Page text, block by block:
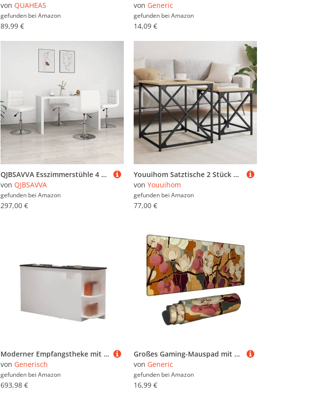
von QUAHEAS
gefunden bei Amazon
89,99 €
von Generic
gefunden bei Amazon
14,09 €
QJBSAVVA Esszimmerstühle 4 Stück Weiß Kunstleder Höhenverstellbare Drehstühle mit Gasdruckfeder Modernes Design für Esszimmer Küche und Büro 40 x 43 x 71-85 5 cm
von QJBSAVVA
gefunden bei Amazon
297,00 €
Youuihom Satztische 2 Stück Sonoma-Eiche Holzwerkstoff und Metall Couchtisch Beistelltisch mit Nesting Design für Platzsparende Nutzung in Wohnzimmer Schlafzimmer oder Büro Industrieller Stil
von Youuihom
gefunden bei Amazon
77,00 €
Moderner Empfangstheke mit Schubladen – Stilvoller Büro- und Salon-Willkommensschreibtisch, kompaktes Design mit offener Vorderseite, elegantes weißes und schwarzes Finish, ideale Kassenlösung für
von Generisch
gefunden bei Amazon
693,98 €
Großes Gaming-Mauspad mit Herbstblumen-Design, warmes buntes Blumendesign, genähter Rand, Gummi, rutschfest, waschbar, Gaming-Mauspad für Zuhause und Büro, Computer, Laptop, 40,6 x 91,4 cm
von Generic
gefunden bei Amazon
16,99 €